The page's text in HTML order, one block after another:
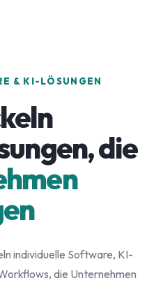
& KI-LÖSUNGEN
die
individuelle Software, KI-
die Unternehmen